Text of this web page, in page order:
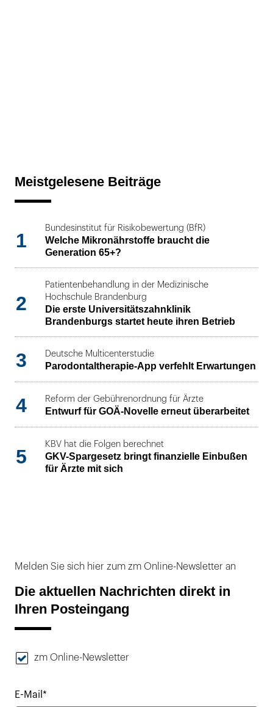
Meistgelesene Beiträge
1
Bundesinstitut für Risikobewertung (BfR)
Welche Mikronährstoffe braucht die
Generation 65+?
2
Patientenbehandlung in der Medizinische
Hochschule Brandenburg
Die erste Universitätszahnklinik
Brandenburgs startet heute ihren Betrieb
3 Deutsche Multicenterstudie
Parodontaltherapie-App verfehlt Erwartungen
4 Reform der Gebührenordnung für Ärzte
Entwurf für GOÄ-Novelle erneut überarbeitet
5
KBV hat die Folgen berechnet
GKV-Spargesetz bringt finanzielle Einbußen
für Ärzte mit sich
Melden Sie sich hier zum zm Online-Newsletter an
Die aktuellen Nachrichten direkt in
Ihren Posteingang
zm Online-Newsletter
E-Mail*